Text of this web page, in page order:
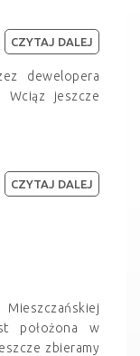
dewelopera
Wciąz jeszcze
CZYTAJ DALEJ
położona w
zbieramy
CZYTAJ DALEJ